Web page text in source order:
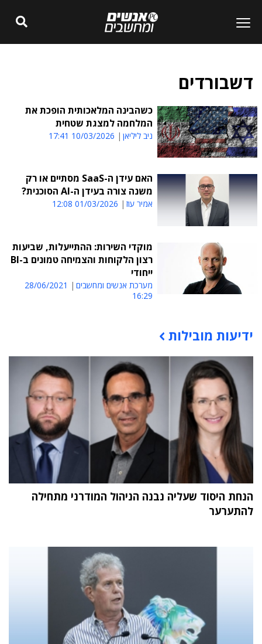
דשבורדים
כשהבינה המלאכותית הופכת את
המלחמה למצגת שטחית
ניב ליליאן 10/03/2026 17:41
האם עידן ה-SaaS מסתיים או רק
משנה צורה בעידן ה-AI הסוכנית?
אמיר עוז 01/03/2026 12:08
מוקדי השירות: ההתייעלות, שביעות
רצון הלקוחות והצמיחה טמונים ב-BI
ייחודי
מערכת אנשים ומחשבים
28/06/2021
16:29
תוכן פרסומי
ידיעות מובילות
הנחת היסוד שעליה נבנה הניהול המודרני מתחילה
להתערער